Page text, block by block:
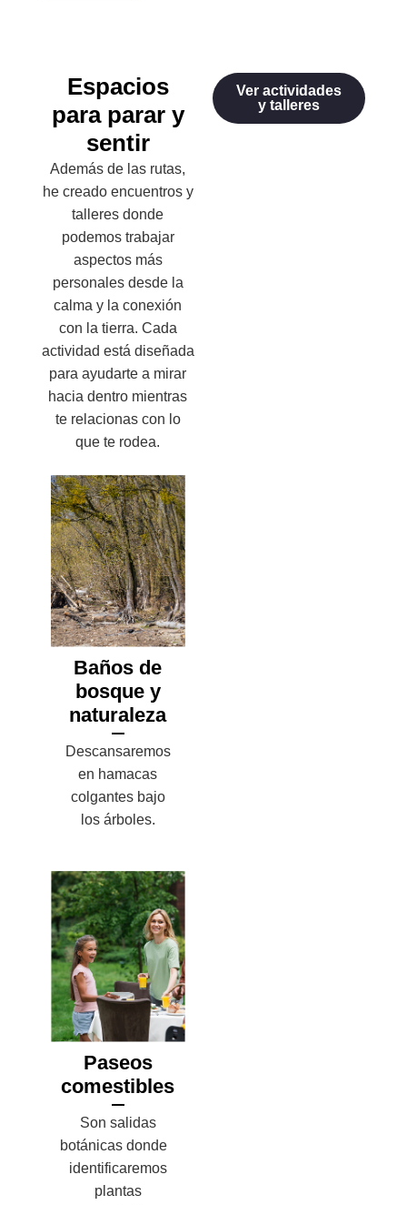
Espacios
para parar y
sentir
Además de las rutas,
he creado encuentros y
talleres donde
podemos trabajar
aspectos más
personales desde la
calma y la conexión
con la tierra. Cada
actividad está diseñada
para ayudarte a mirar
hacia dentro mientras
te relacionas con lo
que te rodea.
Baños de
bosque y
naturaleza
Descansaremos
en hamacas
colgantes bajo
los árboles.
Paseos
comestibles
Son salidas
botánicas donde
identificaremos
plantas
Ver actividades
y talleres